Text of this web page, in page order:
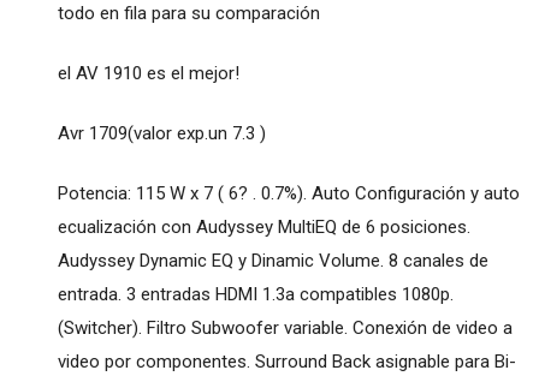
todo en fila para su comparación
el AV 1910 es el mejor!
Avr 1709(valor exp.un 7.3 )
Potencia: 115 W x 7 ( 6? . 0.7%). Auto Configuración y auto
ecualización con Audyssey MultiEQ de 6 posiciones.
Audyssey Dynamic EQ y Dinamic Volume. 8 canales de
entrada. 3 entradas HDMI 1.3a compatibles 1080p.
(Switcher). Filtro Subwoofer variable. Conexión de video a
video por componentes. Surround Back asignable para Bi-